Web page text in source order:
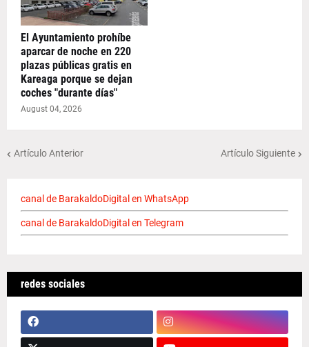
El Ayuntamiento prohíbe
aparcar de noche en 220
plazas públicas gratis en
Kareaga porque se dejan
coches "durante días"
August 04, 2026
Artículo Anterior Artículo Siguiente
canal de BarakaldoDigital en WhatsApp
canal de BarakaldoDigital en Telegram
redes sociales